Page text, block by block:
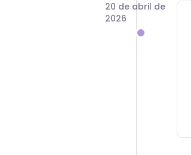
20 de abril de
2026